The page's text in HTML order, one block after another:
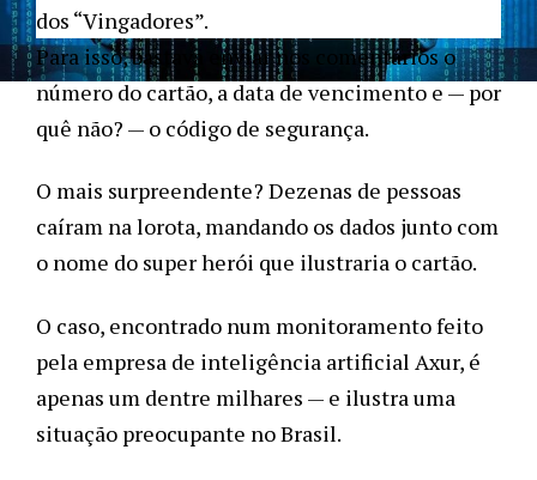
dos “Vingadores”.
Para isso, bastava enviar nos comentários o
número do cartão, a data de vencimento e — por
quê não? — o código de segurança.
O mais surpreendente? Dezenas de pessoas
caíram na lorota, mandando os dados junto com
o nome do super herói que ilustraria o cartão.
O caso, encontrado num monitoramento feito
pela empresa de inteligência artificial Axur, é
apenas um dentre milhares — e ilustra uma
situação preocupante no Brasil.